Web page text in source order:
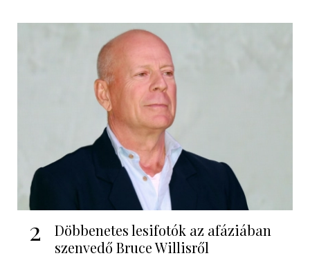
2
Döbbenetes lesifotók az afáziában
szenvedő Bruce Willisről